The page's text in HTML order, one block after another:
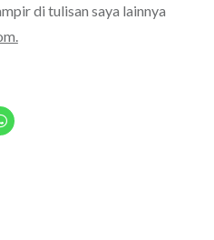
di tulisan saya lainnya